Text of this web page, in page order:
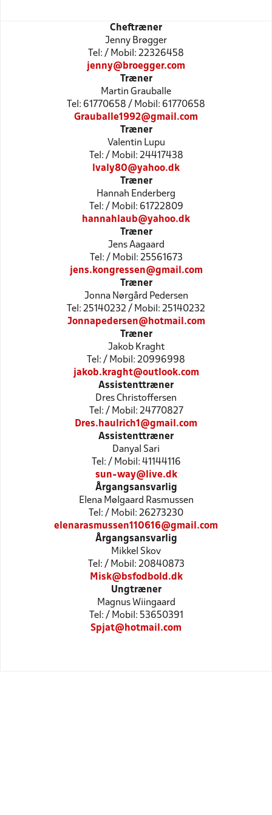
Cheftræner
Jenny Brøgger
Tel: / Mobil: 22326458
jenny@broegger.com
Træner
Martin Grauballe
Tel: 61770658 / Mobil: 61770658
Grauballe1992@gmail.com
Træner
Valentin Lupu
Tel: / Mobil: 24417438
lvaly80@yahoo.dk
Træner
Hannah Enderberg
Tel: / Mobil: 61722809
hannahlaub@yahoo.dk
Træner
Jens Aagaard
Tel: / Mobil: 25561673
jens.kongressen@gmail.com
Træner
Jonna Nørgård Pedersen
Tel: 25140232 / Mobil: 25140232
Jonnapedersen@hotmail.com
Træner
Jakob Kraght
Tel: / Mobil: 20996998
jakob.kraght@outlook.com
Assistenttræner
Dres Christoffersen
Tel: / Mobil: 24770827
Dres.haulrich1@gmail.com
Assistenttræner
Danyal Sari
Tel: / Mobil: 41144116
sun-way@live.dk
Årgangsansvarlig
Elena Mølgaard Rasmussen
Tel: / Mobil: 26273230
elenarasmussen110616@gmail.com
Årgangsansvarlig
Mikkel Skov
Tel: / Mobil: 20840873
Misk@bsfodbold.dk
Ungtræner
Magnus Wiingaard
Tel: / Mobil: 53650391
Spjat@hotmail.com